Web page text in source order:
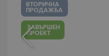
ВТОРИЧНА
ПРОДАЖБА
ЗАВЪРШЕН
ПРОЕКТ